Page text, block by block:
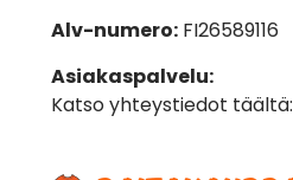
Alv-numero:FI26589116
Asiakaspalvelu:
Katso yhteystiedot täältä: